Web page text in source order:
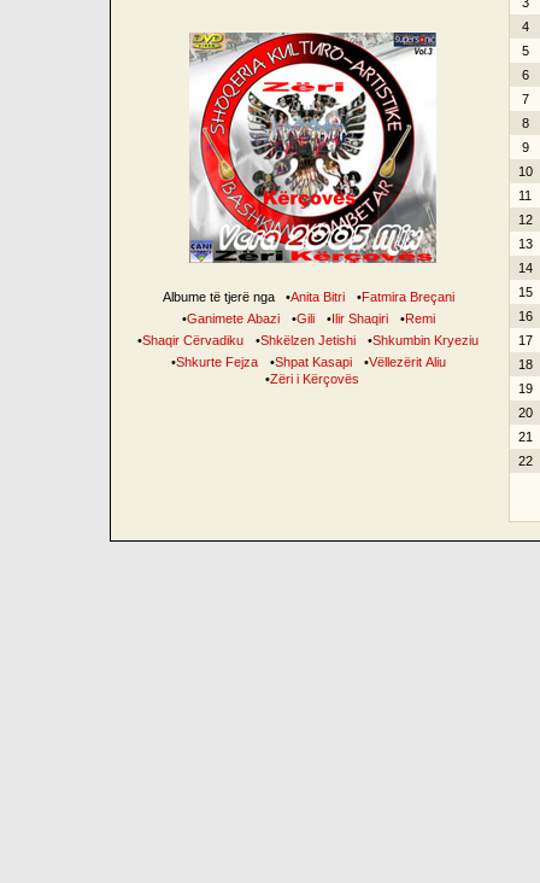
Albume të tjerë nga •Anita Bitri •Fatmira Breçani
•Ganimete Abazi •Gili •Ilir Shaqiri •Remi
•Shaqir Cërvadiku •Shkëlzen Jetishi •Shkumbin Kryeziu
•Shkurte Fejza •Shpat Kasapi •Vëllezërit Aliu
•Zëri i Kërçovës
4
5
6
7
8
9
10
11
12
13
14
15
16
17
18
19
20
21
22